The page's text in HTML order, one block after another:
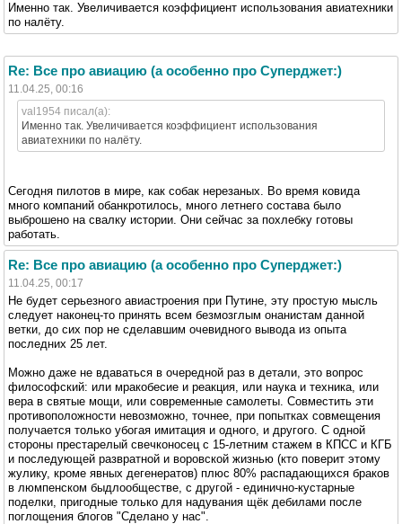
Именно так. Увеличивается коэффициент использования авиатехники
по налёту.
Re: Все про авиацию (а особенно про Суперджет:)
11.04.25, 00:16
val1954 писал(а):
Именно так. Увеличивается коэффициент использования
авиатехники по налёту.
Сегодня пилотов в мире, как собак нерезаных. Во время ковида
много компаний обанкротилось, много летнего состава было
выброшено на свалку истории. Они сейчас за похлебку готовы
работать.
Re: Все про авиацию (а особенно про Суперджет:)
11.04.25, 00:17
Не будет серьезного авиастроения при Путине, эту простую мысль
следует наконец-то принять всем безмозглым онанистам данной
ветки, до сих пор не сделавшим очевидного вывода из опыта
последних 25 лет.
Можно даже не вдаваться в очередной раз в детали, это вопрос
философский: или мракобесие и реакция, или наука и техника, или
вера в святые мощи, или современные самолеты. Совместить эти
противоположности невозможно, точнее, при попытках совмещения
получается только убогая имитация и одного, и другого. С одной
стороны престарелый свечконосец с 15-летним стажем в КПСС и КГБ
и последующей развратной и воровской жизнью (кто поверит этому
жулику, кроме явных дегенератов) плюс 80% распадающихся браков
в люмпенском быдлообществе, с другой - единично-кустарные
поделки, пригодные только для надувания щёк дебилами после
поглощения блогов "Сделано у нас".